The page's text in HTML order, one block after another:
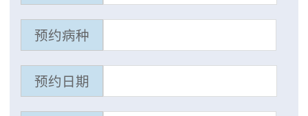
预约病种
预约日期